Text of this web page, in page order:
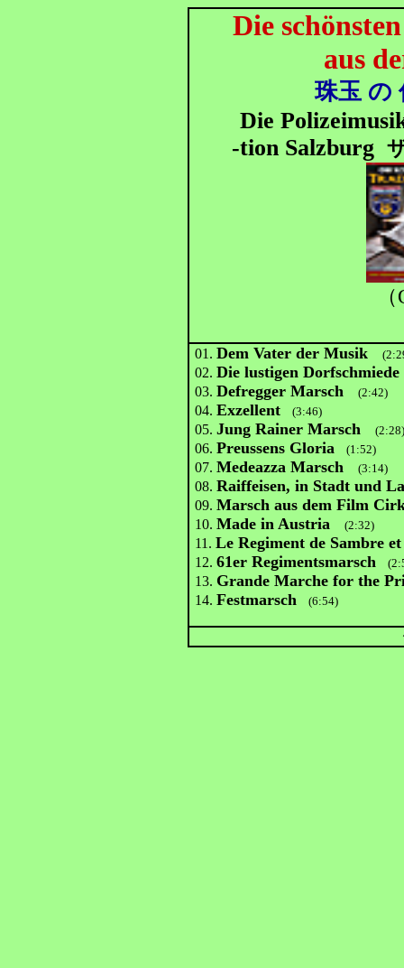
Die
aus
珠玉 の
Die
-tion Salzburg
01.Dem Vater der Musik
02.Die lustigen Dorfschmiede
03.Defregger Marsch (2:42)
04.Exzellent (3:46)
05.Jung Rainer Marsch
06.Preussens Gloria (1:52)
07.Medeazza Marsch (3:14)
08.Raiffeisen, in Stadt und
09.Marsch aus dem Film
10.Made in Austria (2:32)
11.Le Regiment de Sambre
12.61er Regimentsmarsch
13. Grande Marche for the
14.Festmarsch (6:54)